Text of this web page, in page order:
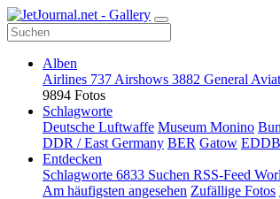
Alben
Airlines 737 Airshows 3882 General
9894 Fotos
Schlagworte
Deutsche Luftwaffe Museum Monino
DDR / East Germany BER Gatow EDDB
Entdecken
Schlagworte 6833 Suchen RSS-Feed
Am häufigsten angesehen Zufällige Fotos